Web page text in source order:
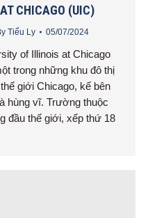
CHICAGO (UIC)
Tiểu Ly 05/07/2024
of Illinois at Chicago
trong những khu đô thị
giới Chicago, kế bên
hùng vĩ. Trường thuộc
đầu thế giới, xếp thứ 18